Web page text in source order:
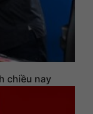
chiều nay